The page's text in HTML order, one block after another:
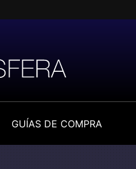
GUÍAS DE COMPRA